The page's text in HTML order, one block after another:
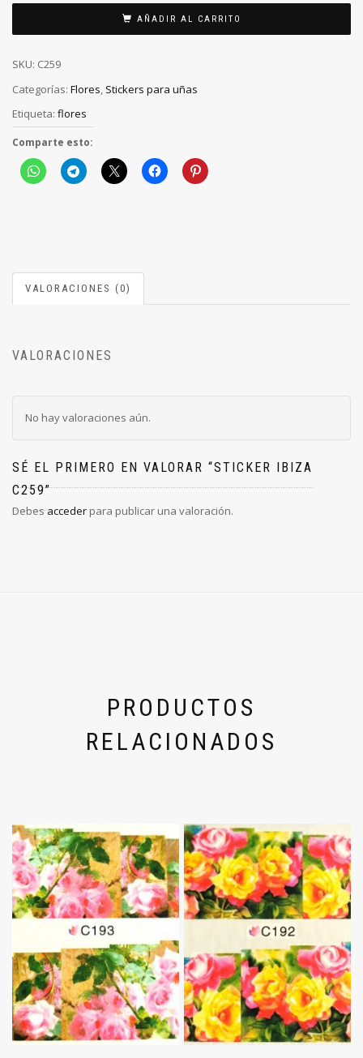
AÑADIR AL CARRITO
SKU: C259
Categorías: Flores, Stickers para uñas
Etiqueta: flores
Comparte esto:
VALORACIONES (0)
VALORACIONES
No hay valoraciones aún.
SÉ EL PRIMERO EN VALORAR “STICKER IBIZA
C259”
Debesacceder para publicar una valoración.
PRODUCTOS
RELACIONADOS